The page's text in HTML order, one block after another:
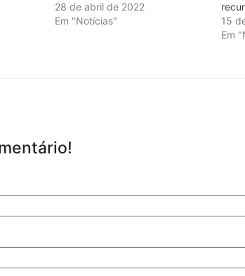
28 de abril de 2022
Em "Notícias"
15
Em